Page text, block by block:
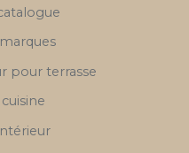
pour terrasse